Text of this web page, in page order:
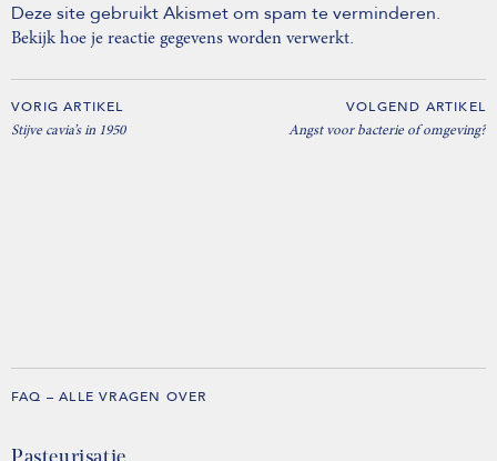
Deze site gebruikt Akismet om spam te verminderen.
Bekijk hoe je reactie gegevens worden verwerkt.
VORIG ARTIKEL
Stijve cavia’s in 1950
VOLGEND ARTIKEL
Angst voor bacterie of omgeving?
FAQ – ALLE VRAGEN OVER